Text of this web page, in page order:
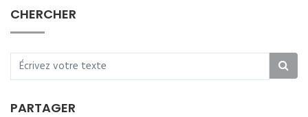
CHERCHER
PARTAGER